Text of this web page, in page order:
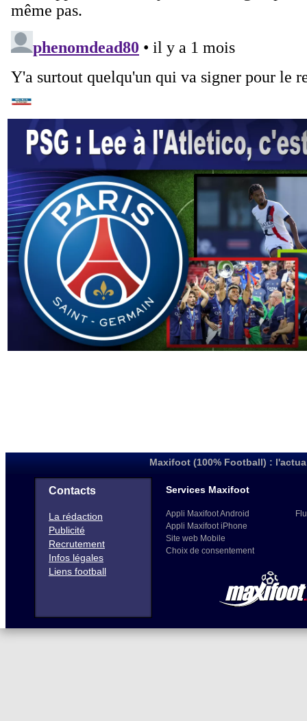
Maxifoot (100% Football) :
Contacts
La rédaction
Publicité
Recrutement
Infos légales
Liens football
Services Maxifoot
Appli Maxifoot Android
Appli Maxifoot iPhone
Site web Mobile
Choix de consentement